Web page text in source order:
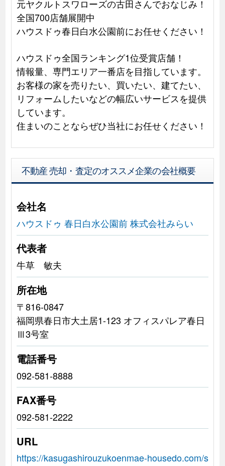
元ヤクルトスワローズの古田さんでおなじみ！
全国700店舗展開中
ハウスドゥ春日白水公園前にお任せください！
ハウスドゥ全国ランキング1位受賞店舗！
情報量、専門エリア一番店を目指しています。
お客様の家を売りたい、買いたい、建てたい、
リフォームしたいなどの幅広いサービスを提供
しています。
住まいのことならぜひ当社にお任せください！
不動産 売却・査定のオススメ企業の会社概要
会社名
ハウスドゥ 春日白水公園前 株式会社みらい
代表者
牛草 敏夫
所在地
〒816-0847
福岡県春日市大土居1-123 オフィスパレア春日
Ⅲ3号室
電話番号
092-581-8888
FAX番号
092-581-2222
URL
https://kasugashirouzukoenmae-housedo.com/s